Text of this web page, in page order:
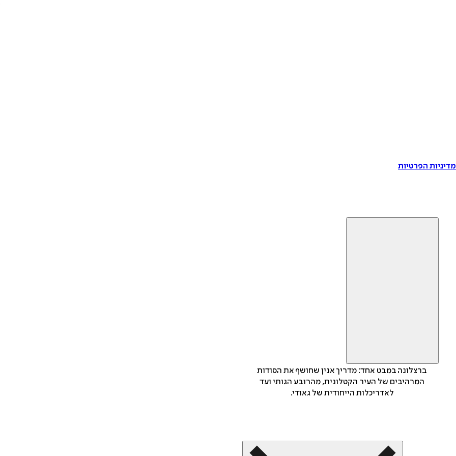
הפרטיות
ברצלונה במבט אחד: מדריך אנין שחושף את הסודות
המרהיבים של העיר הקטלונית, מהרובע הגותי ועד
לאדריכלות הייחודית של גאודי.